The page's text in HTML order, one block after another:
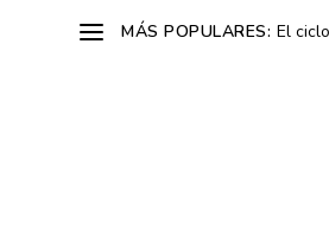
MÁS POPULARES: El